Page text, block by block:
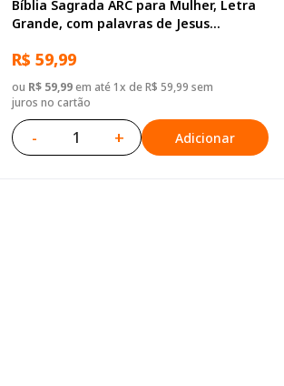
Bíblia Sagrada ARC para Mulher, Letra
Grande, com palavras de Jesus
Semi Flexível Ilustrada
R$ 59,99
ou R$ 59,99em até 1x de R$ 59,99 sem
juros no cartão
- + Adicionar